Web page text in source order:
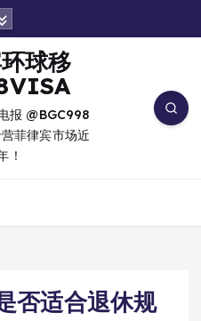
报 @BGC998
菲律宾市场近
！
否适合退休规